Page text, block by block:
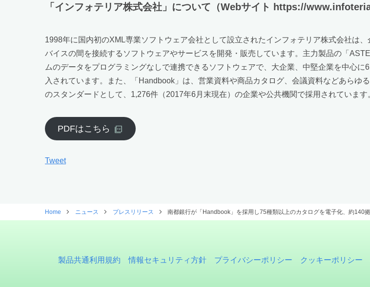
「インフォテリア株式会社」について（Webサイト https://
1998年に国内初のXML専業ソフトウェア会社として設立されたインフォテリア株式会社は
バイスの間を接続するソフトウェアやサービスを開発・販売しています。主力製品の「
ムのデータをプログラミングなしで連携できるソフトウェアで、大企業、中堅企業を中心
入されています。また、「Handbook」は、営業資料や商品カタログ、会議資料などあらゆ
のスタンダードとして、1,276件（2017年6月末現在）の企業や公共機関で採用されています
PDFはこちら
Tweet
Home ニュース プレスリリース 南都銀行が「Handbook」を採用し75種類以上のカタログを電子化、約140
製品共通利用規約 情報セキュリティ方針 プライバシーポリシー クッキーポリシー